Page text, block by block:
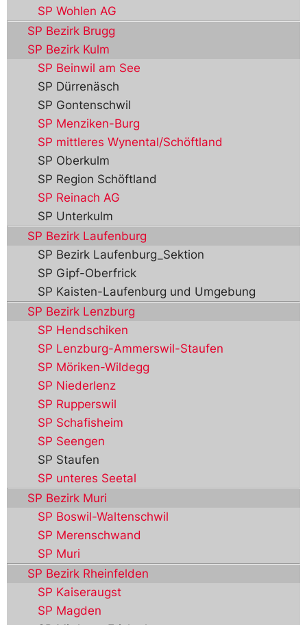
SP Wohlen AG
SP Bezirk Brugg
SP Bezirk Kulm
SP Beinwil am See
SP Dürrenäsch
SP Gontenschwil
SP Menziken-Burg
SP mittleres Wynental/Schöftland
SP Oberkulm
SP Region Schöftland
SP Reinach AG
SP Unterkulm
SP Bezirk Laufenburg
SP Bezirk Laufenburg_Sektion
SP Gipf-Oberfrick
SP Kaisten-Laufenburg und Umgebung
SP Bezirk Lenzburg
SP Hendschiken
SP Lenzburg-Ammerswil-Staufen
SP Möriken-Wildegg
SP Niederlenz
SP Rupperswil
SP Schafisheim
SP Seengen
SP Staufen
SP unteres Seetal
SP Bezirk Muri
SP Boswil-Waltenschwil
SP Merenschwand
SP Muri
SP Bezirk Rheinfelden
SP Kaiseraugst
SP Magden